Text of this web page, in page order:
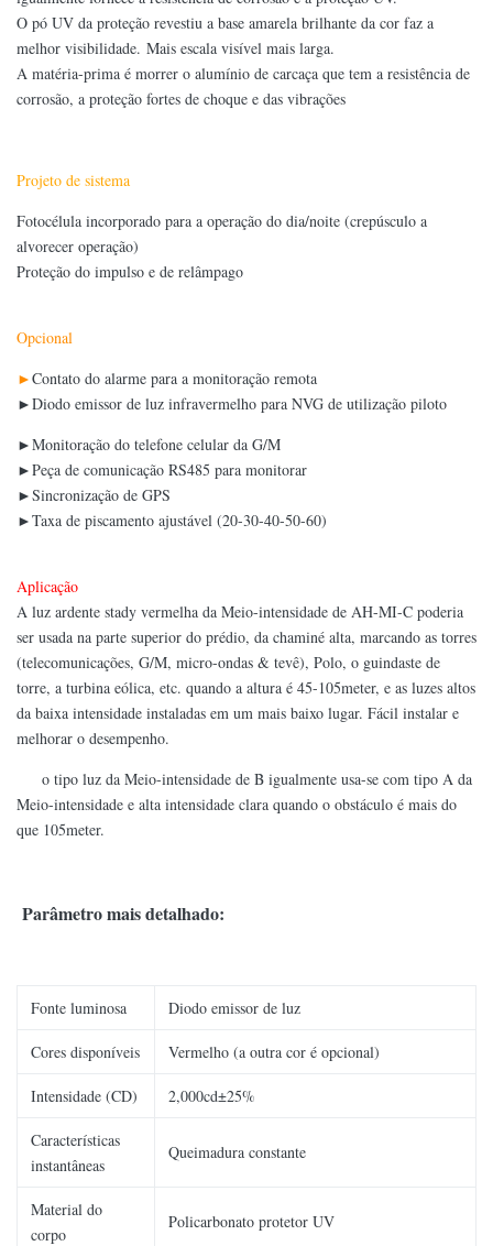
O pó UV da proteção revestiu a base amarela brilhante da cor faz a
melhor visibilidade. Mais escala visível mais larga.
A matéria-prima é morrer o alumínio de carcaça que tem a resistência de
corrosão, a proteção fortes de choque e das vibrações
Projeto de sistema
Fotocélula incorporado para a operação do dia/noite (crepúsculo a
alvorecer operação)
Proteção do impulso e de relâmpago
Opcional
►Contato do alarme para a monitoração remota
►Diodo emissor de luz infravermelho para NVG de utilização piloto
►Monitoração do telefone celular da G/M
►Peça de comunicação RS485 para monitorar
►Sincronização de GPS
►Taxa de piscamento ajustável (20-30-40-50-60)
Aplicação
A luz ardente stady vermelha da Meio-intensidade de AH-MI-C poderia
ser usada na parte superior do prédio, da chaminé alta, marcando as torres
(telecomunicações, G/M, micro-ondas & tevê), Polo, o guindaste de
torre, a turbina eólica, etc. quando a altura é 45-105meter, e as luzes altos
da baixa intensidade instaladas em um mais baixo lugar. Fácil instalar e
melhorar o desempenho.
o tipo luz da Meio-intensidade de B igualmente usa-se com tipo A da
Meio-intensidade e alta intensidade clara quando o obstáculo é mais do
que 105meter.
Parâmetro mais detalhado:
Fonte luminosa Diodo emissor de luz
Cores disponíveis Vermelho (a outra cor é opcional)
Intensidade (CD) 2,000cd±25%
Características
instantâneas
Queimadura constante
Material do
corpo
Policarbonato protetor UV